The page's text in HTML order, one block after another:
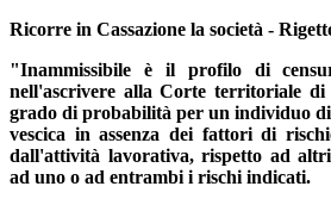
Ricorre in Cassazione la società -
"Inammissibile è il profilo di
nell'ascrivere alla Corte territoriale di
grado di probabilità per un individuo
vescica in assenza dei fattori di
dall'attività lavorativa, rispetto ad altri
ad uno o ad entrambi i rischi indicati.